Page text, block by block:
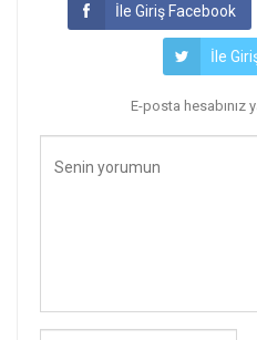
İle Giriş Facebook
İle
E-posta hesabınız